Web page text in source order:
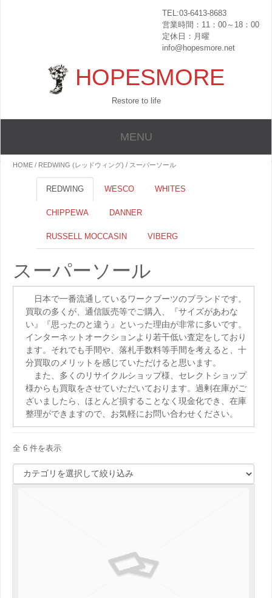
TEL:03-6413-8683
営業時間：11：00～18：00
定休日：月曜
info@hopesmore.net
HOPESMORE
Restore to life
MENU
HOME / REDWING (レッドウィング) / スーパーソール
REDWING WESCO WHITES
CHIPPEWA DANNER
RUSSELL MOCCASIN VIBERG
スーパーソール
日本で一番流通しているワークブーツのブランドです。
買取の多くが、通信販売等でご購入、『サイズがあわな
い』『思ったのと違う』といった理由が非常に多いです。
インターネットオークションより若干低い査定をしており
ます。それでも手間や、落札手数料等手間を考えると、十
分買取のメリットを感じていただけると思います。
また、多くのリサイクルショップ様、セレクトショップ
様からも買取をさせていただいております。過剰在庫がご
ざいましたら、ほとんど損することなく現金化でき、在庫
整理ができますので、お気軽にお問い合わせください。
全 6 件を表示